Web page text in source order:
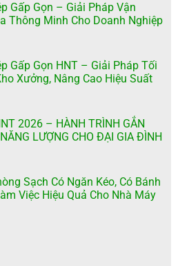
Gấp Gọn – Giải Pháp Vận
Thông Minh Cho Doanh Nghiệp
Gấp Gọn HNT – Giải Pháp Tối
Xưởng, Nâng Cao Hiệu Suất
2026 – HÀNH TRÌNH GẮN
LƯỢNG CHO ĐẠI GIA ĐÌNH
Sạch Có Ngăn Kéo, Có Bánh
Việc Hiệu Quả Cho Nhà Máy